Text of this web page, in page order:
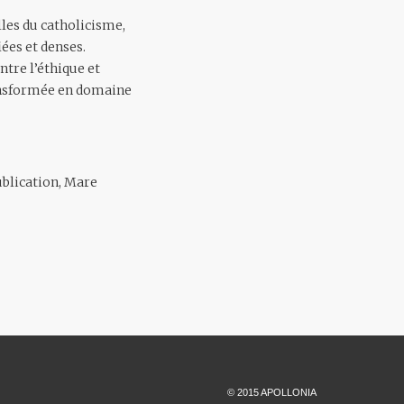
du catholicisme,
et denses.
l’éthique et
en domaine
Mare
© 2015 APOLLONIA